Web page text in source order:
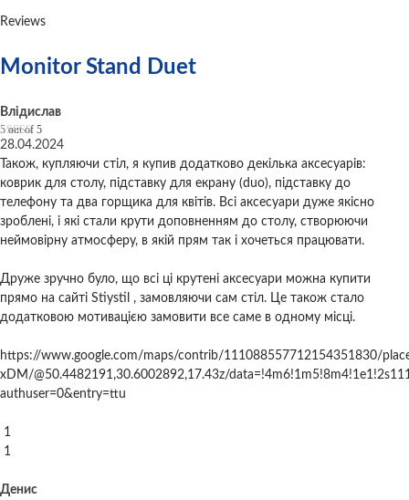
Reviews
Monitor Stand Duet
Влідислав
5out of 5
28.04.2024
Також, купляючи стіл, я купив додатково декілька аксесуарів:
коврик для столу, підставку для екрану (duo), підставку до
телефону та два горщика для квітів. Всі аксесуари дуже якісно
зроблені, і які стали крути доповненням до столу, створюючи
неймовірну атмосферу, в якій прям так і хочеться працювати.
Друже зручно було, що всі ці крутені аксесуари можна купити
прямо на сайті Stiystil , замовляючи сам стіл. Це також стало
додатковою мотивацією замовити все саме в одному місці.
https://www.google.com/maps/contrib/111088557712154351830/
xDM/@50.4482191,30.6002892,17.43z/
authuser=0&entry=ttu
1
1
Денис